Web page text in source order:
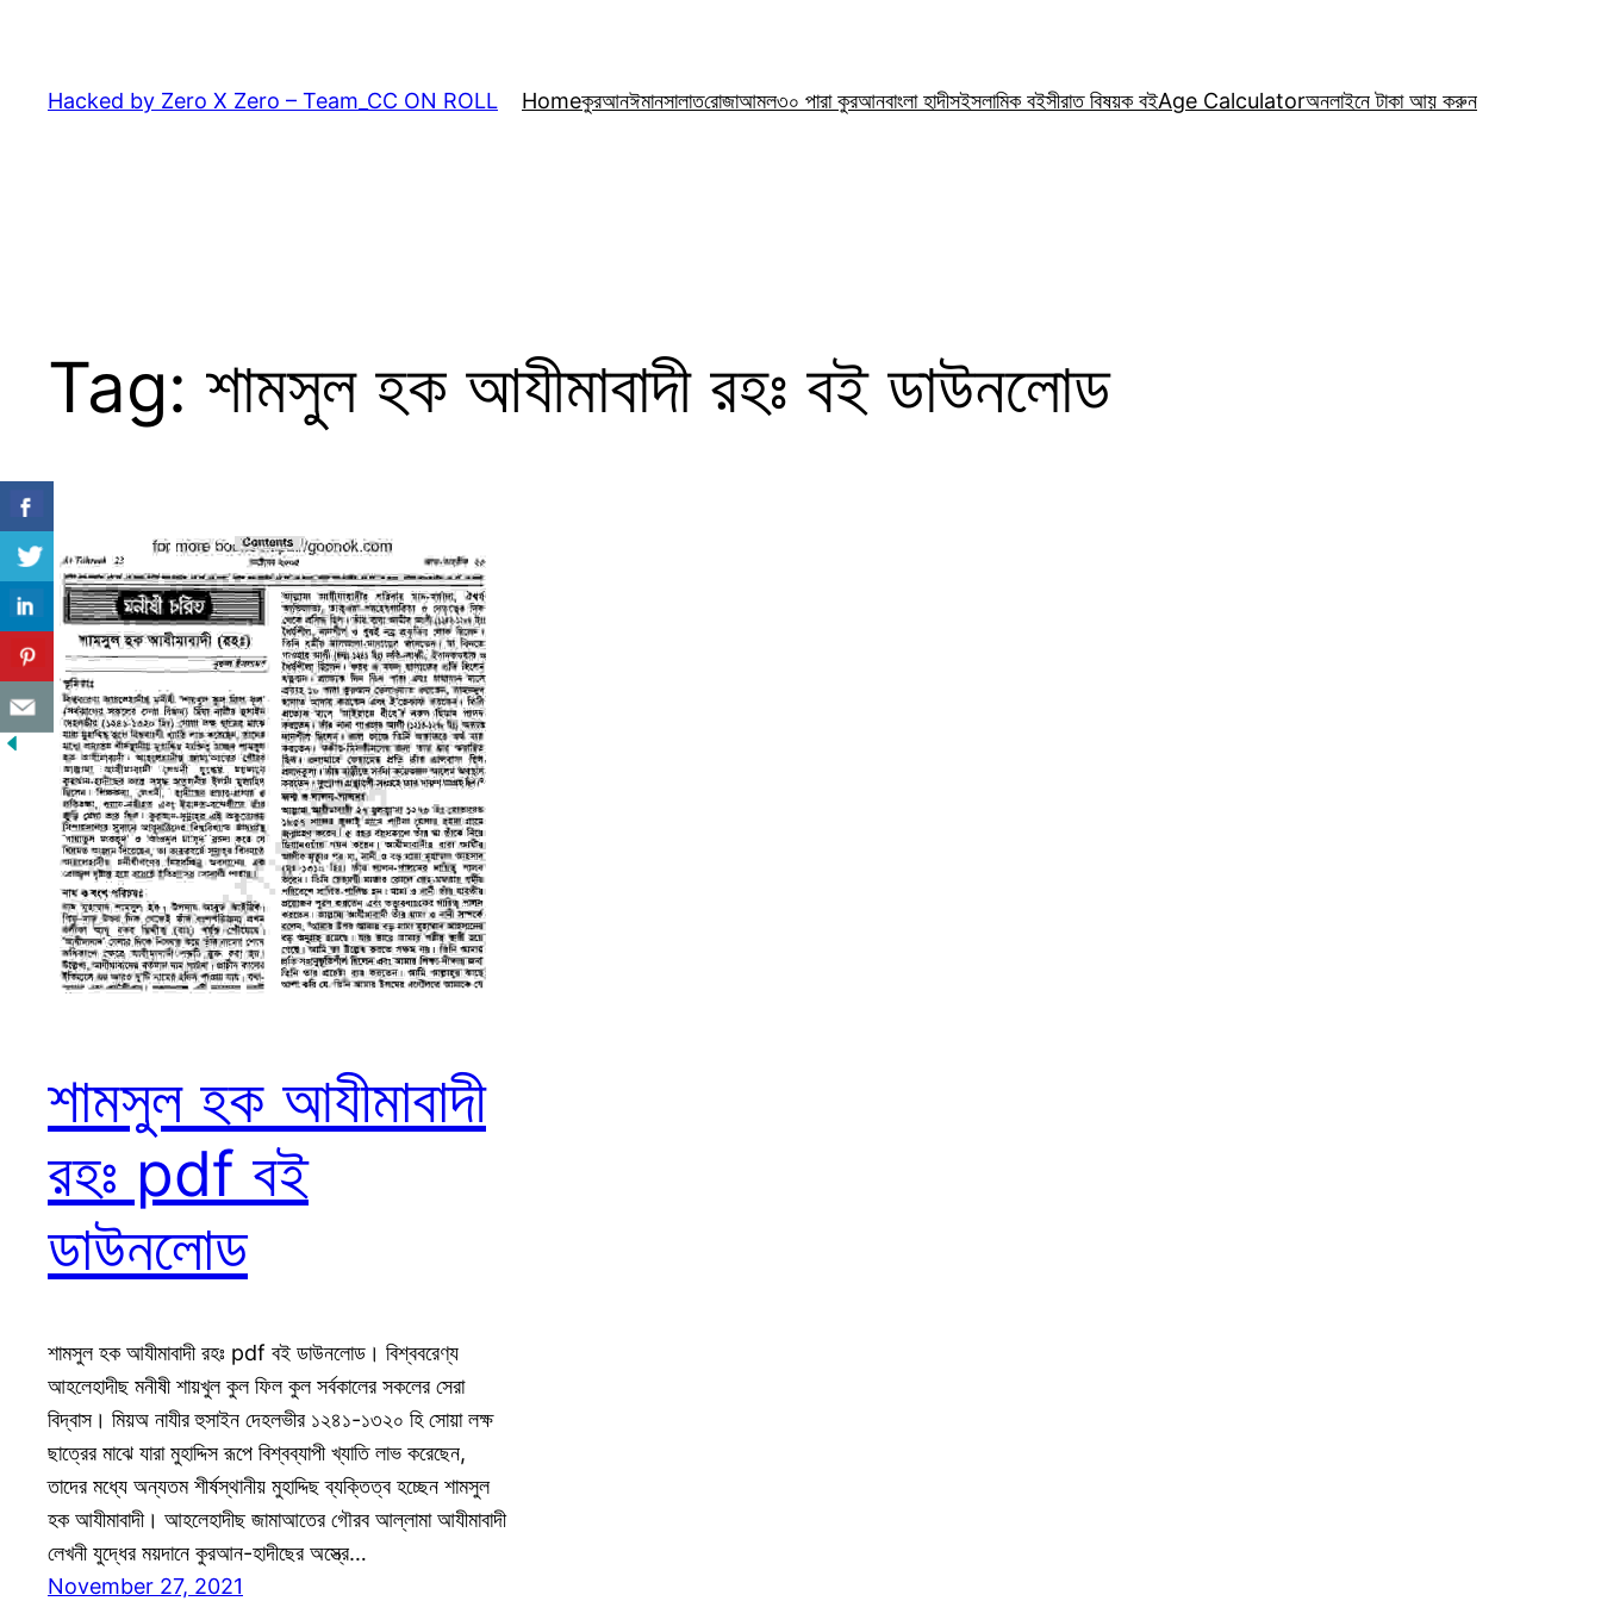
content
Hacked by Zero X Zero – Team_CC ON ROLL Homeকুরআনঈমানসালাতরোজাআমল৩০ পারা কুরআনবাংলা হাদীসইসলামিক বইসীরাত বিষয়ক বইAge Calculatorঅনলাইনে টাকা আয় করুন
Tag: শামসুল হক আযীমাবাদী রহঃ বই ডাউনলোড
শামসুল হক আযীমাবাদী
রহঃ pdf বই
ডাউনলোড
শামসুল হক আযীমাবাদী রহঃ pdf বই ডাউনলোড। বিশ্ববরেণ্য
আহলেহাদীছ মনীষী শায়খুল কুল ফিল কুল সর্বকালের সকলের সেরা
বিদ্বাস। মিয়অ নাযীর হুসাইন দেহলভীর ১২৪১-১৩২০ হি সোয়া লক্ষ
ছাত্রের মাঝে যারা মুহাদ্দিস রূপে বিশ্বব্যাপী খ্যাতি লাভ করেছেন,
তাদের মধ্যে অন্যতম শীর্ষস্থানীয় মুহাদ্দিছ ব্যক্তিত্ব হচ্ছেন শামসুল
হক আযীমাবাদী। আহলেহাদীছ জামাআতের গৌরব আল্লামা আযীমাবাদী
লেখনী যুদ্ধের ময়দানে কুরআন-হাদীছের অস্ত্রে…
November 27, 2021